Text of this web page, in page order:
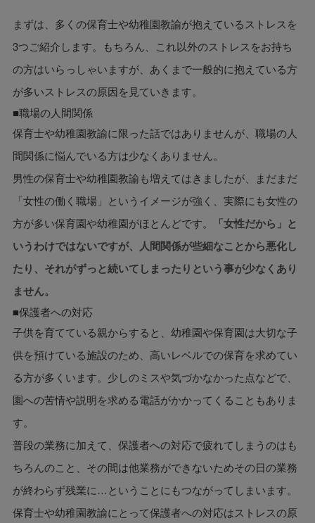
まずは、多くの保育士や幼稚園教諭が抱えているストレスを
3つご紹介します。もちろん、これ以外のストレスをお持ち
の方はいらっしゃいますが、あくまで一般的に抱えている方
が多いストレスの原因を見ていきます。
■職場の人間関係
保育士や幼稚園教諭に限った話ではありませんが、職場の人
間関係に悩んでいる方は少なくありません。
男性の保育士や幼稚園教諭も増えてはきましたが、まだまだ
「女性の働く職場」というイメージが強く、実際にも女性の
方が多い保育園や幼稚園がほとんどです。
「女性だから」と
いうわけではないですが、人間関係が些細なことから悪化し
たり、それがずっと続いてしまったりという事が少なくあり
ません。
■保護者への対応
子供を育てている親からすると、幼稚園や保育園は大切な子
供を預けている施設のため、高いレベルでの保育を求めてい
る方が多くいます。少しのミスや気づかなかった点などで、
園への苦情や説明を求める電話がかかってくることもありま
す。
普段の業務に加えて、保護者への対応で疲れてしまうのはも
ちろんのこと、その間は他業務ができないためその日の業務
が終わらず残業に…ということにもつながってしまいます。
保育士や幼稚園教諭にとって保護者への対応はストレスの原